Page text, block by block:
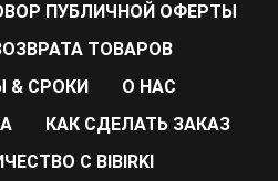
ПУБЛИЧНОЙ ОФЕРТЫ
ТОВАРОВ
& СРОКИ
О НАС
КАК СДЕЛАТЬ ЗАКАЗ
С BIBIRKI